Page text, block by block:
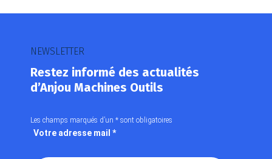
NEWSLETTER
Restez informé des actualités
d’Anjou Machines Outils
Les champs marqués d’un * sont obligatoires
Votre adresse mail *